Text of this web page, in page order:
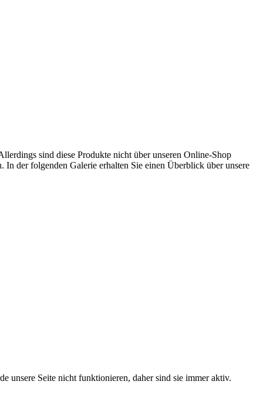
sind diese Produkte nicht über unseren Online-Shop
der folgenden Galerie erhalten Sie einen Überblick über unsere
unsere Seite nicht funktionieren, daher sind sie immer aktiv.